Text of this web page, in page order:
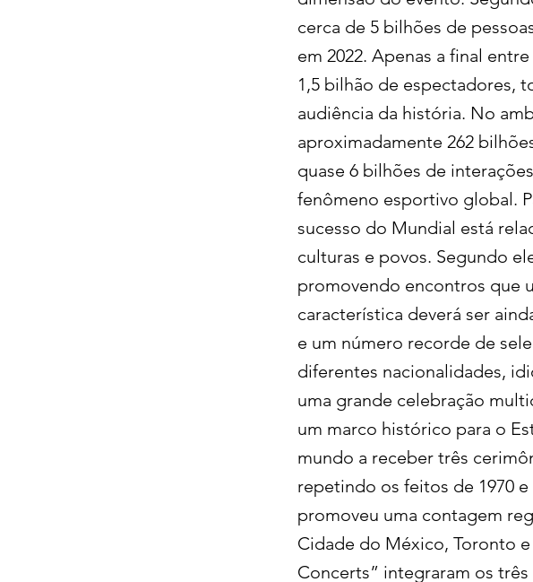
cerca de 5 bilhões de
em 2022. Apenas a final
1,5 bilhão de espectadores,
audiência da história. No
aproximadamente 262
quase 6 bilhões de
fenômeno esportivo global.
sucesso do Mundial está
culturas e povos. Segundo
promovendo encontros que
característica deverá ser
e um número recorde de
diferentes nacionalidades,
uma grande celebração
um marco histórico para o
mundo a receber três
repetindo os feitos de 1970
promoveu uma contagem
Cidade do México, Toronto
Concerts” integraram os